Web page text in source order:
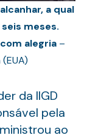
a qual
meses.
alegria–
da IIGD
pela
ao